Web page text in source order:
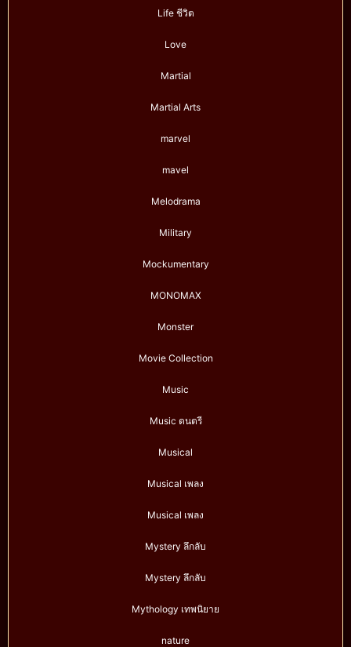
Life ชีวิต
Love
Martial
Martial Arts
marvel
mavel
Melodrama
Military
Mockumentary
MONOMAX
Monster
Movie Collection
Music
Music ดนตรี
Musical
Musical เพลง
Musical เพลง
Mystery ลึกลับ
Mystery ลึกลับ
Mythology เทพนิยาย
nature